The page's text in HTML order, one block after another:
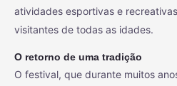
atividades esportivas e
visitantes de todas as idades.
O retorno de uma tradição
O festival, que durante muitos